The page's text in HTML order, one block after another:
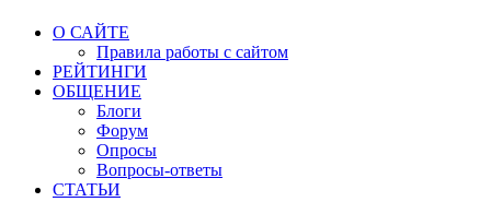
О САЙТЕ
Правила работы с сайтом
РЕЙТИНГИ
ОБЩЕНИЕ
Блоги
Форум
Опросы
Вопросы-ответы
СТАТЬИ